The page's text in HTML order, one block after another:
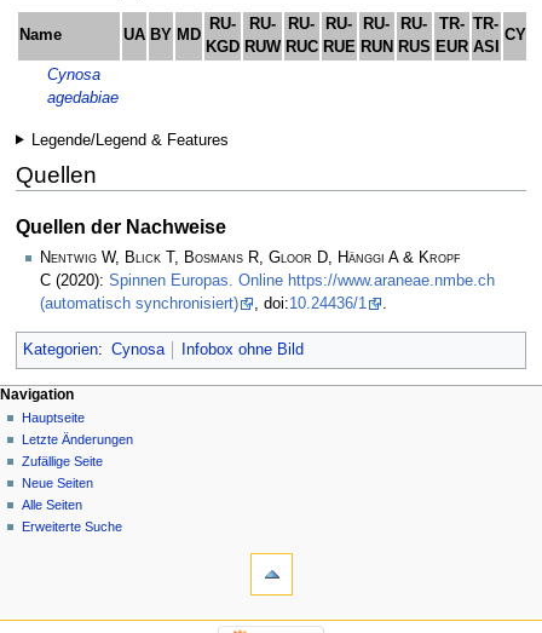
Name UA BY MD
RU-
KGD
RU-
RUW
RU-
RUC
RU-
RUE
RU-
RUN
RU-
RUS
TR-
EUR
TR-
ASI
CY
Cynosa
agedabiae
Legende/Legend & Features
Quellen
Quellen der Nachweise
Nentwig W, Blick T, Bosmans R, Gloor D, Hänggi A & Kropf
C (2020): Spinnen Europas. Online https://www.araneae.nmbe.ch
(automatisch synchronisiert)
, doi:10.24436/1 .
Kategorien: Cynosa Infobox ohne Bild
Navigation
Hauptseite
Letzte Änderungen
Zufällige Seite
Neue Seiten
Alle Seiten
Erweiterte Suche